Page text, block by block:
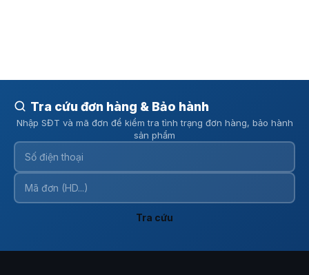
Tra cứu đơn hàng & Bảo hành
Nhập SĐT và mã đơn để kiểm tra tình trạng đơn hàng, bảo hành
sản phẩm
Tra cứu